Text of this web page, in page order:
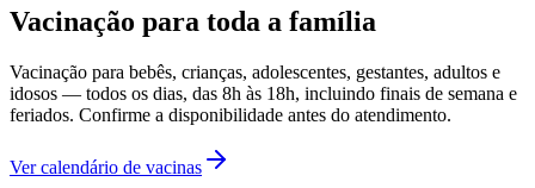
Vacinação para toda a família
Vacinação para bebês, crianças, adolescentes, gestantes, adultos e
idosos — todos os dias, das 8h às 18h, incluindo finais de semana e
feriados. Confirme a disponibilidade antes do atendimento.
Ver calendário de vacinas